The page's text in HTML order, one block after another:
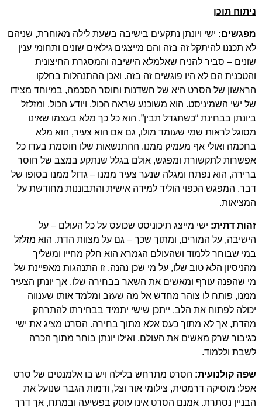
ניתוח תוכן
מפגשים: ישי ויונתן נתקעים בישיבה בשעת לילה מאוחרת, שניהם
לא תכננו להיתקל זה בזה והם מייצגים גילאים שונים ותחומי ענין
שונים – סביר להניח שאלמלא הישיבה והמסגרת החיצונית
והטכנית הם לא היו פוגשים זה בזה. ואכן ההתנהלות בחלקו
הראשון של הסרט היא של חשדנות וחוסר הסכמה, במיוחד מצידו
של ישי השמיניסט. הוא משוכנע שראה הכול, ויודע הכול, ומזלזל
ביונתן בבחינת “כשתגדל תבין”. הוא כל כך מלא בעצמו שאינו
מסוגל לראות שמי שעומד מולו, גם אם הוא צעיר, הוא מלא
בחכמה ואולי אף מעמיק ממנו. ההתנשאות שלו חוסמת בעדו כל
אפשרות לתקשורת ומפגש, אולם בגלל שנתקע במצב של חוסר
ברירה, הוא נפתח ומגלה שנער צעיר ממנו – גדול ממנו בסופו של
דבר. המפגש הכפוי הוליד למידה אישית והתבוננות מחודשת על
המציאות.
זהות דתית: ישי מייצג תיכוניסט שכועס על כל העולם – על
הישיבה, על המורים, ומתוך שכך – גם על מצוות הדת. הוא מזלזל
במי שבוחר ללמוד ושהעולם הגמרא הוא חלק מחייו ומשליך
מהניסיון הלא טוב שלו, על מי שכן נהנה. זו התנהגות מאפיינת של
מי שהפנה עורף ומאשים את השאר בבחירה שלו. אך יונתן הצעיר
ממנו, פותח לו צוהר מחדש אל מה שעזב ומלמד אותו שענווה
יכולה לפתוח את הלב. ייתכן שישי יתמיד בבחירתו להתרחק
מהדת, אך לא מתוך כעס אלא מתוך בחירה. הסרט מציג את ישי
כגיבור שרק מאשים את העולם, ואילו יונתן בוחר מתוך הכרה
לשבת וללמוד.
שפה קולנועית: הסרט מתרחש בלילה ויש בו אלמנטים של סרט
אפל: מוסיקה דרמטית, צילומי אור וצל, ודמות הגבר שנועל את
הבניין נסתרת. אמנם הסרט אינו עוסק בפשיעה ובמתח, אך דרך